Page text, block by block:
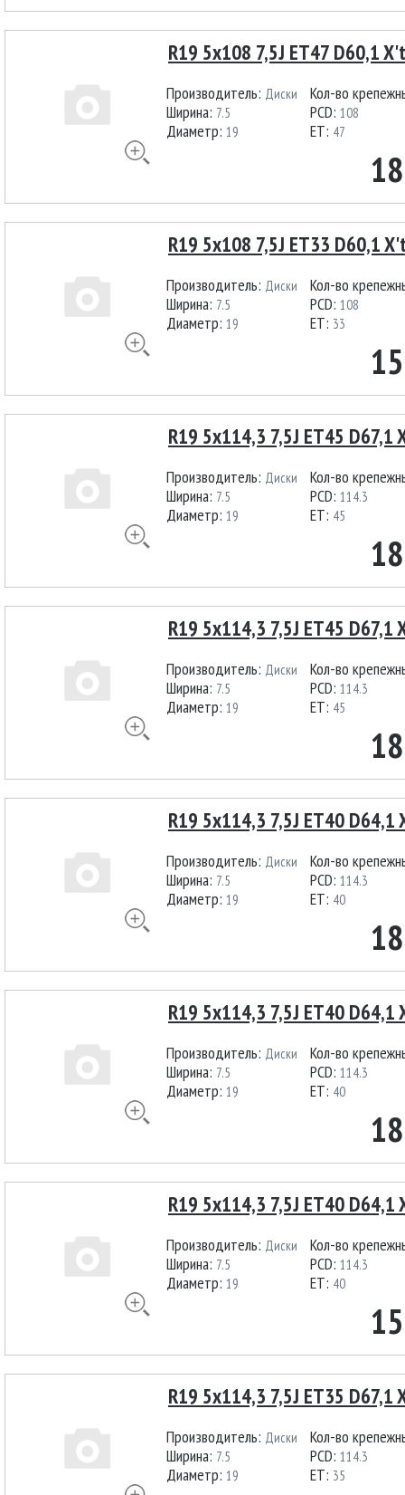
R19 5x108 7,5J ET47 D60,1
Производитель: Диски
Ширина: 7.5
Диаметр: 19
Кол-во
PCD: 108
ET: 47
R19 5x108 7,5J ET33 D60,1
Производитель: Диски
Ширина: 7.5
Диаметр: 19
Кол-во
PCD: 108
ET: 33
R19 5x114,3 7,5J ET45 D67,1
Производитель: Диски
Ширина: 7.5
Диаметр: 19
Кол-во
PCD: 114.3
ET: 45
R19 5x114,3 7,5J ET45 D67,1
Производитель: Диски
Ширина: 7.5
Диаметр: 19
Кол-во
PCD: 114.3
ET: 45
R19 5x114,3 7,5J ET40
Производитель: Диски
Ширина: 7.5
Диаметр: 19
Кол-во
PCD: 114.3
ET: 40
R19 5x114,3 7,5J ET40 D64,1
Производитель: Диски
Ширина: 7.5
Диаметр: 19
Кол-во
PCD: 114.3
ET: 40
R19 5x114,3 7,5J ET40 D64,1
Производитель: Диски
Ширина: 7.5
Диаметр: 19
Кол-во
PCD: 114.3
ET: 40
R19 5x114,3 7,5J ET35 D67,1
Производитель: Диски
Ширина: 7.5
Диаметр: 19
Кол-во
PCD: 114.3
ET: 35